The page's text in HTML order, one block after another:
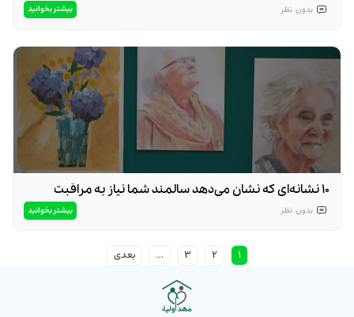
بدون نظر بیشتر بخوانید
۱۰ نشانه‌ای که نشان می‌دهد سالمند شما نیاز به مراقبت
تخصصی دارد
بدون نظر بیشتر بخوانید
1
2
3
… بعدی